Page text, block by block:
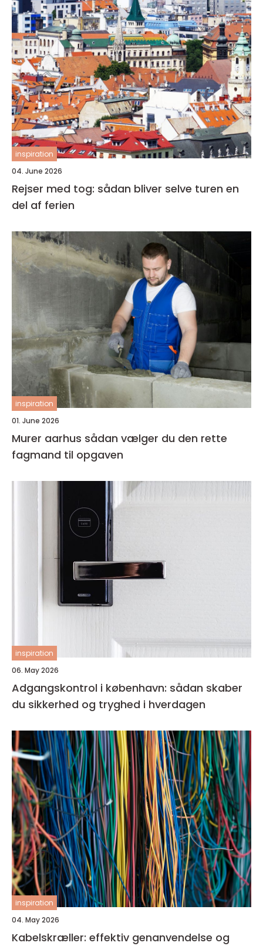
inspiration
04. June 2026
Rejser med tog: sådan bliver selve turen en
del af ferien
inspiration
01. June 2026
Murer aarhus sådan vælger du den rette
fagmand til opgaven
inspiration
06. May 2026
Adgangskontrol i københavn: sådan skaber
du sikkerhed og tryghed i hverdagen
inspiration
04. May 2026
Kabelskræller: effektiv genanvendelse og